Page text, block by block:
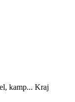
kamp... Kraj